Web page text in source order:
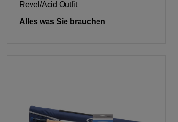
Revel/Acid Outfit
Alles was Sie brauchen